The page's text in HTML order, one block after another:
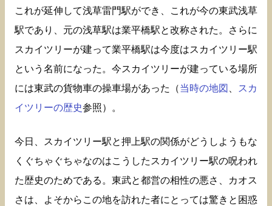
これが延伸して浅草雷門駅ができ、これが今の東武浅草
駅であり、元の浅草駅は業平橋駅と改称された。さらに
スカイツリーが建って業平橋駅は今度はスカイツリー駅
という名前になった。今スカイツリーが建っている場所
には東武の貨物車の操車場があった（当時の地図
スカ
イツリーの歴史参照）。
今日、スカイツリー駅と押上駅の関係がどうしようもな
くぐちゃぐちゃなのはこうしたスカイツリー駅の呪われ
た歴史のためである。東武と都営の相性の悪さ、カオス
さは、よそからこの地を訪れた者にとっては驚きと困惑